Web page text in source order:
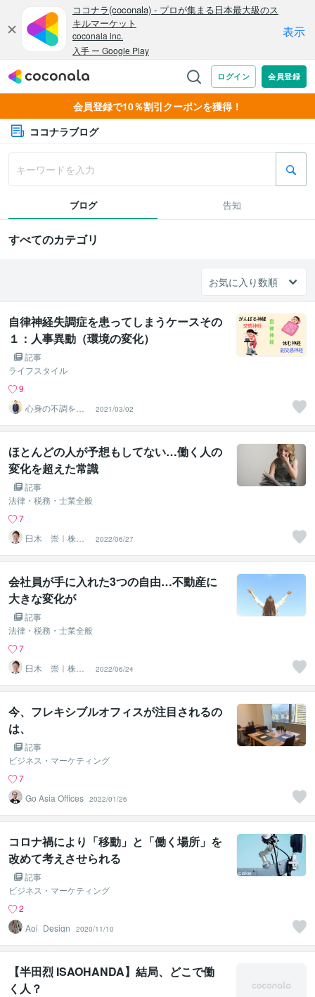
会員登録で10％割引クーポンを獲得！
ココナラブログ
ブログ 告知
すべてのカテゴリ
自律神経失調症を患ってしまうケースその
１：人事異動（環境の変化）
記事
ライフスタイル
9
心身の不調を整
える専門家
2021/03/02
ほとんどの人が予想もしてない…働く人の
変化を超えた常識
記事
法律・税務・士業全般
7
臼木 崇｜株式
会社usuki宅建事
務所
2022/06/27
会社員が手に入れた3つの自由…不動産に
大きな変化が
記事
法律・税務・士業全般
7
臼木 崇｜株式
会社usuki宅建事
務所
2022/06/24
今、フレキシブルオフィスが注目されるの
は、
記事
ビジネス・マーケティング
7
Go Asia Offices 2022/01/26
コロナ禍により「移動」と「働く場所」を
改めて考えさせられる
記事
ビジネス・マーケティング
2
Aoi_Design
2020/11/10
【半田烈 ISAOHANDA】結局、どこで働
く人？